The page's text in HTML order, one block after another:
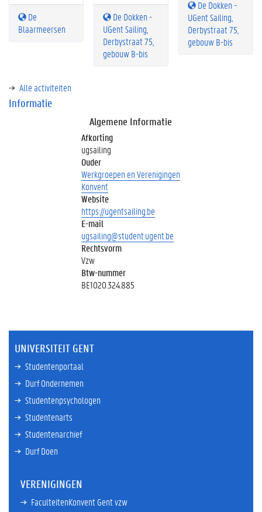
Blaarmeersen
UGent Sailing,
Derbystraat 75,
gebouw B-bis
UGent Sailing,
Derbystraat 75,
gebouw B-bis
Alle activiteiten
Informatie
Algemene Informatie
Afkorting
ugsailing
Ouder
Werkgroepen en Verenigingen
Konvent
Website
https://ugentsailing.be
E-mail
ugsailing@student.ugent.be
Rechtsvorm
Vzw
Btw-nummer
BE1020.324.885
UNIVERSITEIT GENT
Studentenportaal
Durf Ondernemen
Studentenpsychologen
Studentenarts
Studentenarchief
Durf Doen
VERENIGINGEN
FaculteitenKonvent Gent vzw